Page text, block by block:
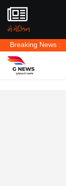
મેગેઝિન
Breaking News :
નહીં બને ડિજિટલ